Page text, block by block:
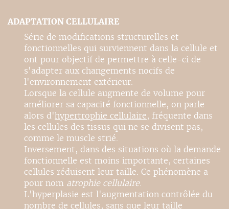
ADAPTATION CELLULAIRE
Série de modifications structurelles et
fonctionnelles qui surviennent dans la cellule et
ont pour objectif de permettre à celle-ci de
s'adapter aux changements nocifs de
l'environnement extérieur.
Lorsque la cellule augmente de volume pour
améliorer sa capacité fonctionnelle, on parle
alors d'hypertrophie cellulaire, fréquente dans
les cellules des tissus qui ne se divisent pas,
comme le muscle strié.
Inversement, dans des situations où la demande
fonctionnelle est moins importante, certaines
cellules réduisent leur taille. Ce phénomène a
pour nom atrophie cellulaire.
L'hyperplasie est l'augmentation contrôlée du
nombre de cellules, sans que leur taille